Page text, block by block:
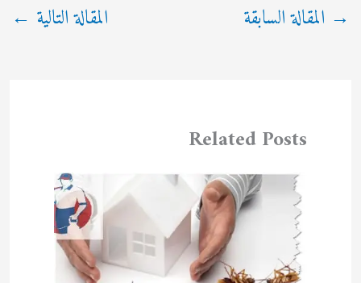
→ المقالة السابقة المقالة التالية ←
Related Posts